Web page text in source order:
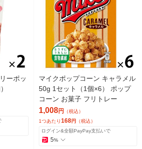
ーポッ
マイクポップコーン キャラメル
50g 1セット（1個×6） ポップ
コーン お菓子 フリトレー
1,008円
（税込）
1つあたり168円 （税込）
ログイン&全額PayPay支払いで
5%